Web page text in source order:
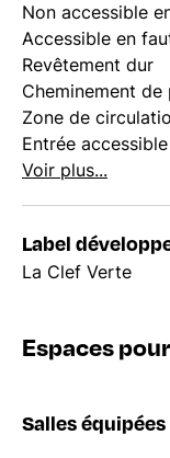
Non accessible
Accessible en
Revêtement dur
Cheminement de
Zone de
Entrée accessible
Voir plus...
Label
La Clef Verte
Espaces
Salles